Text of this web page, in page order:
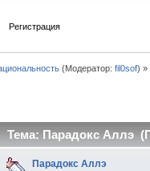
Регистрация
(Модератор: fil0sof) »
Тема: Парадокс Аллэ
Парадокс Аллэ